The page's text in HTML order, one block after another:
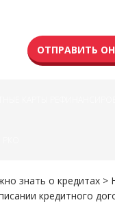
ОТПРАВИТЬ
знать о кредитах >
кредитного